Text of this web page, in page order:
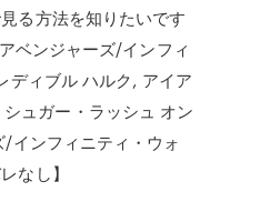
る方法を知りたいです
ベンジャーズ/インフィ
ディブル ハルク, アイア
ュガー・ラッシュ オン
インフィニティ・ウォ
なし】